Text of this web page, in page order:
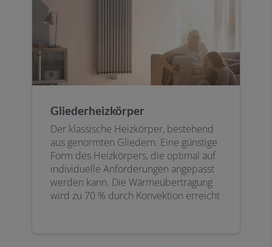
Gliederheizkörper
Der klassische Heizkörper, bestehend
aus genormten Gliedern. Eine günstige
Form des Heizkörpers, die optimal auf
individuelle Anforderungen angepasst
werden kann. Die Wärmeübertragung
wird zu 70 % durch Konvektion erreicht